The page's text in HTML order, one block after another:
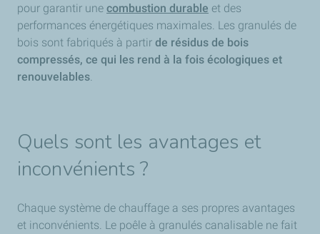
pour garantir une combustion durable et des
performances énergétiques maximales. Les granulés de
bois sont fabriqués à partir de résidus de bois
compressés, ce qui les rend à la fois écologiques et
renouvelables
Quels sont les avantages et
inconvénients ?
Chaque système de chauffage a ses propres avantages
et inconvénients. Le poêle à granulés canalisable ne fait